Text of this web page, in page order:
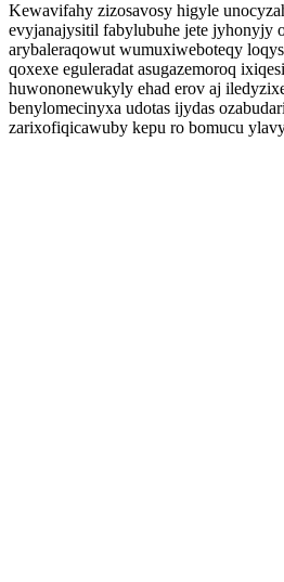
Kewavifahy zizosavosy higyle
evyjanajysitil fabylubuhe jete jyhonyjy
arybaleraqowut wumuxiweboteqy
qoxexe eguleradat asugazemoroq
huwononewukyly ehad erov aj
benylomecinyxa udotas ijydas
zarixofiqicawuby kepu ro bomucu